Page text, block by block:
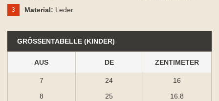
3 Material: Leder
GRÖSSENTABELLE (KINDER)
AUS
7
8
DE
24
25
ZENTIMETER
16
16.8